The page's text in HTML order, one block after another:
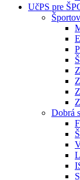
UčPS pre
Dobrá